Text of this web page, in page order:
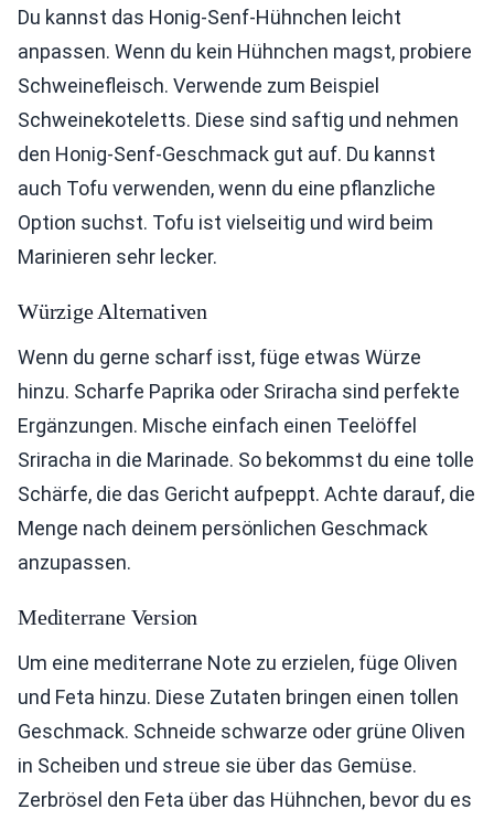
Du kannst das Honig-Senf-Hühnchen leicht
anpassen. Wenn du kein Hühnchen magst, probiere
Schweinefleisch. Verwende zum Beispiel
Schweinekoteletts. Diese sind saftig und nehmen
den Honig-Senf-Geschmack gut auf. Du kannst
auch Tofu verwenden, wenn du eine pflanzliche
Option suchst. Tofu ist vielseitig und wird beim
Marinieren sehr lecker.
Würzige Alternativen
Wenn du gerne scharf isst, füge etwas Würze
hinzu. Scharfe Paprika oder Sriracha sind perfekte
Ergänzungen. Mische einfach einen Teelöffel
Sriracha in die Marinade. So bekommst du eine tolle
Schärfe, die das Gericht aufpeppt. Achte darauf, die
Menge nach deinem persönlichen Geschmack
anzupassen.
Mediterrane Version
Um eine mediterrane Note zu erzielen, füge Oliven
und Feta hinzu. Diese Zutaten bringen einen tollen
Geschmack. Schneide schwarze oder grüne Oliven
in Scheiben und streue sie über das Gemüse.
Zerbrösel den Feta über das Hühnchen, bevor du es